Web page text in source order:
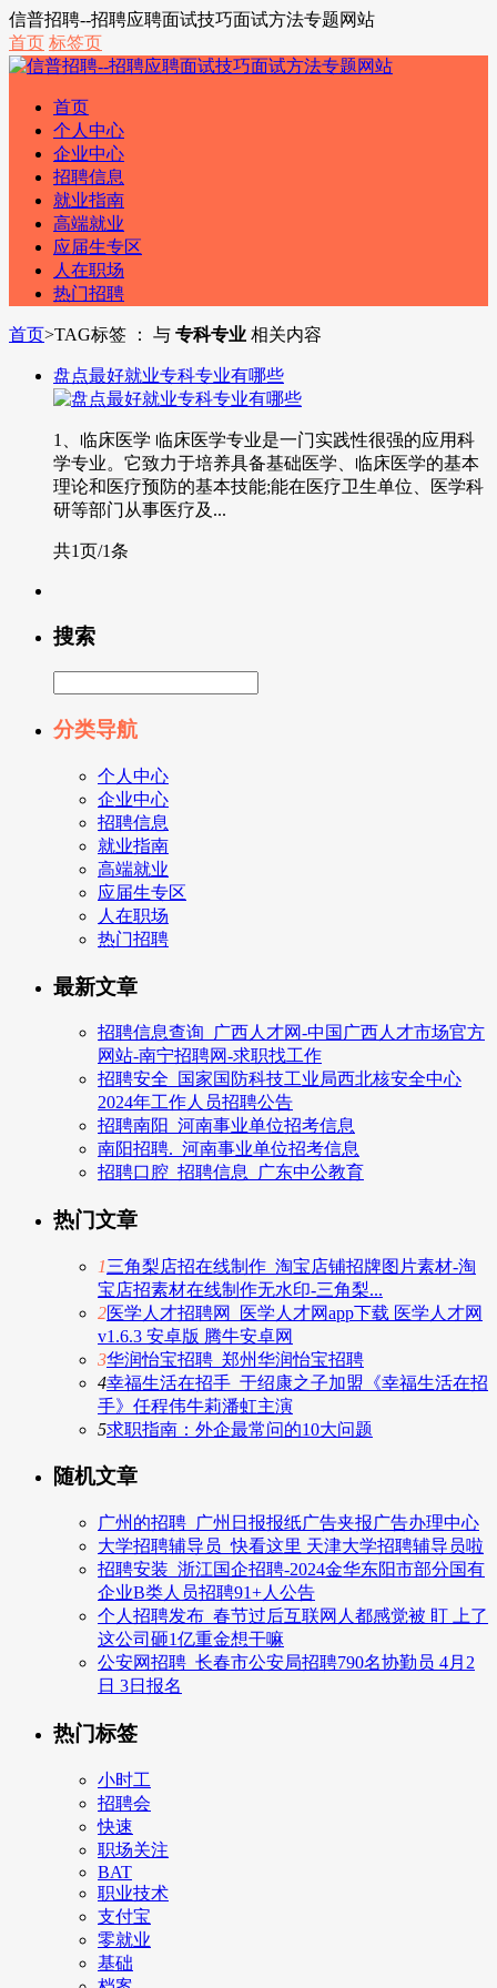
信普招聘--招聘应聘面试技巧面试方法专题网站
首页 标签页
首页
个人中心
企业中心
招聘信息
就业指南
高端就业
应届生专区
人在职场
热门招聘
首页>TAG标签 ： 与 专科专业 相关内容
盘点最好就业专科专业有哪些
1、临床医学 临床医学专业是一门实践性很强的应用科
学专业。它致力于培养具备基础医学、临床医学的基本
理论和医疗预防的基本技能;能在医疗卫生单位、医学科
研等部门从事医疗及...
共1页/1条
搜索
分类导航
个人中心
企业中心
招聘信息
就业指南
高端就业
应届生专区
人在职场
热门招聘
最新文章
招聘信息查询_广西人才网-中国广西人才市场官方
网站-南宁招聘网-求职找工作
招聘安全_国家国防科技工业局西北核安全中心
2024年工作人员招聘公告
招聘南阳_河南事业单位招考信息
南阳招聘._河南事业单位招考信息
招聘口腔_招聘信息_广东中公教育
热门文章
1三角梨店招在线制作_淘宝店铺招牌图片素材-淘
宝店招素材在线制作无水印-三角梨...
2医学人才招聘网_医学人才网app下载 医学人才网
v1.6.3 安卓版 腾牛安卓网
3华润怡宝招聘_郑州华润怡宝招聘
4幸福生活在招手_于绍康之子加盟《幸福生活在招
手》任程伟牛莉潘虹主演
5求职指南：外企最常问的10大问题
随机文章
广州的招聘_广州日报报纸广告夹报广告办理中心
大学招聘辅导员_快看这里 天津大学招聘辅导员啦
招聘安装_浙江国企招聘-2024金华东阳市部分国有
企业B类人员招聘91+人公告
个人招聘发布_春节过后互联网人都感觉被 盯 上了
这公司砸1亿重金想干嘛
公安网招聘_长春市公安局招聘790名协勤员 4月2
日 3日报名
热门标签
小时工
招聘会
快速
职场关注
BAT
职业技术
支付宝
零就业
基础